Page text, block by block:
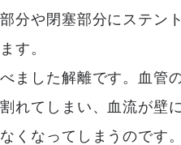
分や閉塞部分にステン
す。
ました解離です。血管
割れてしまい、血流が壁
くなってしまうのです